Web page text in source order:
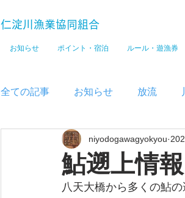
仁淀川漁業協同組合
お知らせ ポイント・宿泊 ルール・遊漁券
全ての記事 お知らせ 放流
メディア
鮎遡上情報
niyodogawagyokyou
八天大橋から多くの鮎